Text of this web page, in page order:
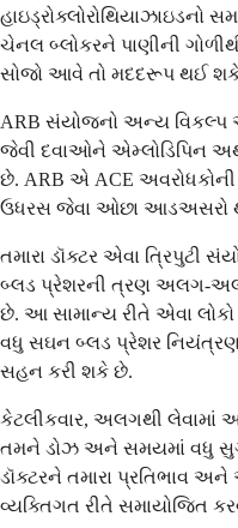
હાઇડ્રોક્લોરોથિયાઝાઇડનો
ચેનલ બ્લોકરને પાણીની
સોજો આવે તો મદદરૂપ થઈ
ARB સંયોજનો અન્ય વિકલ્પ
જેવી દવાઓને એમ્લોડિપિન
છે. ARB એ ACE
ઉધરસ જેવા ઓછા આડઅસરો
તમારા ડૉક્ટર એવા ત્રિપુટી
બ્લડ પ્રેશરની ત્રણ અલગ-
છે. આ સામાન્ય રીતે એવા
વધુ સઘન બ્લડ પ્રેશર
સહન કરી શકે છે.
કેટલીકવાર, અલગથી લેવામાં
તમને ડોઝ અને સમયમાં વધુ
ડૉક્ટરને તમારા પ્રતિભાવ
વ્યક્તિગત રીતે સમાયોજિત